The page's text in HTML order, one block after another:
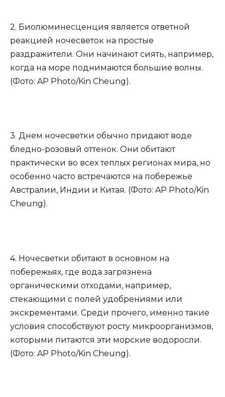
2. Биолюминесценция является ответной
реакцией ночесветок на простые
раздражители. Они начинают сиять, например,
когда на море поднимаются большие волны.
(Фото: AP Photo/Kin Cheung).
3. Днем ночесветки обычно придают воде
бледно-розовый оттенок. Они обитают
практически во всех теплых регионах мира, но
особенно часто встречаются на побережье
Австралии, Индии и Китая. (Фото: AP Photo/Kin
Cheung).
4. Ночесветки обитают в основном на
побережьях, где вода загрязнена
органическими отходами, например,
стекающими с полей удобрениями или
экскрементами. Среди прочего, именно такие
условия способствуют росту микроорганизмов,
которыми питаются эти морские водоросли.
(Фото: AP Photo/Kin Cheung).